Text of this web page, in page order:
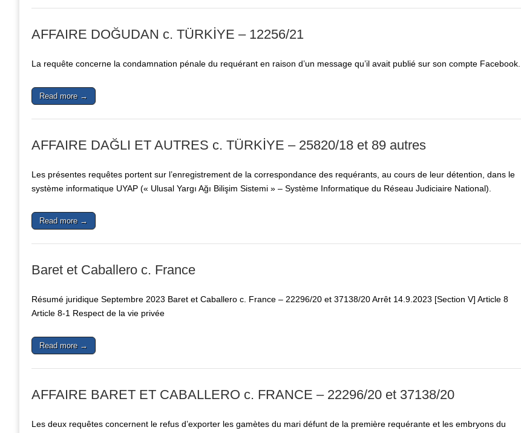
AFFAIRE DOĞUDAN c. TÜRKİYE – 12256/21
La requête concerne la condamnation pénale du requérant en raison d’un message qu’il avait publié sur son compte Facebook.
Read more →
AFFAIRE DAĞLI ET AUTRES c. TÜRKİYE – 25820/18 et 89 autres
Les présentes requêtes portent sur l’enregistrement de la correspondance des requérants, au cours de leur détention, dans le
système informatique UYAP (« Ulusal Yargı Ağı Bilişim Sistemi » – Système Informatique du Réseau Judiciaire National).
Read more →
Baret et Caballero c. France
Résumé juridique Septembre 2023 Baret et Caballero c. France – 22296/20 et 37138/20 Arrêt 14.9.2023 [Section V] Article 8
Article 8-1 Respect de la vie privée
Read more →
AFFAIRE BARET ET CABALLERO c. FRANCE – 22296/20 et 37138/20
Les deux requêtes concernent le refus d’exporter les gamètes du mari défunt de la première requérante et les embryons du